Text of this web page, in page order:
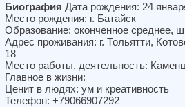
Биография Дата рождения: 24
Место рождения: г. Батайск
Образование: оконченное среднее,
Адрес проживания: г. Тольятти,
18
Место работы, деятельность:
Главное в жизни:
Ценит в людях: ум и креативность
Телефон: +79066907292